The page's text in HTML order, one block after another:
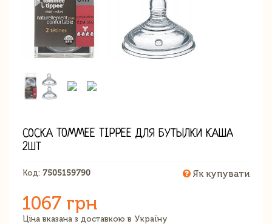
СОСКА TOMMEE TIPPEE ДЛЯ БУТЫЛКИ КАША
2ШТ
Код: 7505159790 Як купувати
1067 грн
Ціна вказана з доставкою в Україну